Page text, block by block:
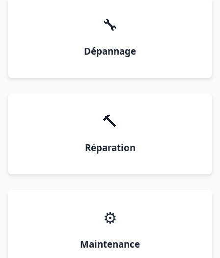
🔧
Dépannage
🔨
Réparation
⚙️
Maintenance